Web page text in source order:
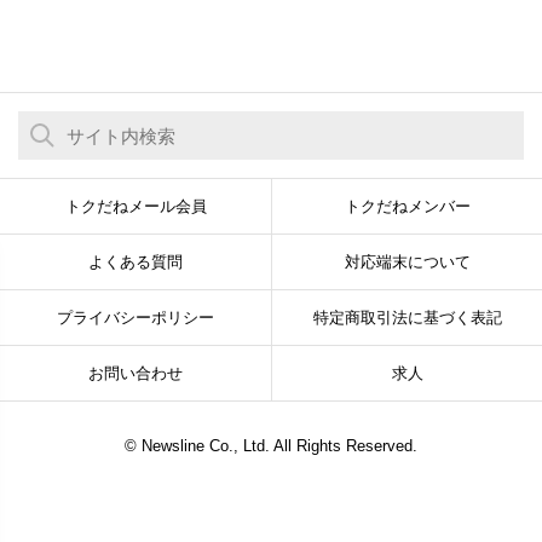
トクだねメール会員 トクだねメンバー
よくある質問 対応端末について
プライバシーポリシー 特定商取引法に基づく表記
お問い合わせ 求人
© Newsline Co., Ltd. All Rights Reserved.